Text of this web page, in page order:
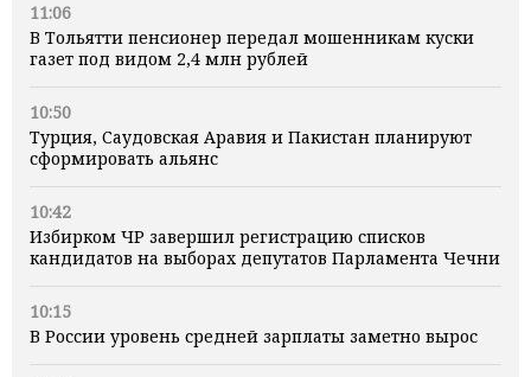
11:06
В Тольятти пенсионер передал мошенникам куски
газет под видом 2,4 млн рублей
10:50
Турция, Саудовская Аравия и Пакистан планируют
сформировать альянс
10:42
Избирком ЧР завершил регистрацию списков
кандидатов на выборах депутатов Парламента Чечни
10:15
В России уровень средней зарплаты заметно вырос